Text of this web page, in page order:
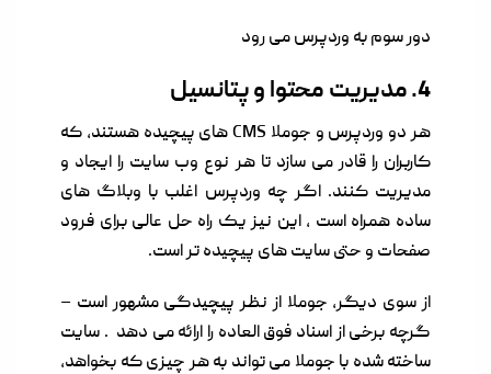
دور سوم به وردپرس می رود
4. مدیریت محتوا و پتانسیل
هر دو وردپرس و جوملا CMS های پیچیده هستند، که
کاربران را قادر می سازد تا هر نوع وب سایت را ایجاد و
مدیریت کنند. اگر چه وردپرس اغلب با وبلاگ های
ساده همراه است ، این نیز یک راه حل عالی برای فرود
صفحات و حتی سایت های پیچیده تر است.
از سوی دیگر، جوملا از نظر پیچیدگی مشهور است –
گرچه برخی از اسناد فوق العاده را ارائه می دهد . سایت
ساخته شده با جوملا می تواند به هر چیزی که بخواهد،